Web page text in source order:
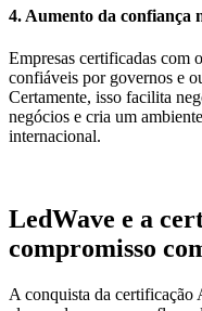
4. Aumento da confiança
Empresas certificadas com
confiáveis por governos e
Certamente, isso facilita
negócios e cria um
internacional.
LedWave e a
compromisso
A conquista da certificação